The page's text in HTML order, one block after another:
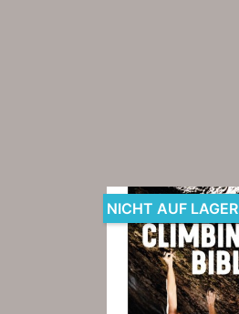
NICHT AUF LAGER